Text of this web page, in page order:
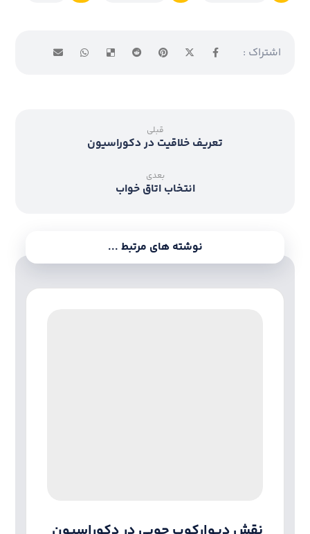
قبلی
تعریف خلاقیت در دکوراسیون
بعدی
انتخاب اتاق خواب
نوشته های مرتبط ...